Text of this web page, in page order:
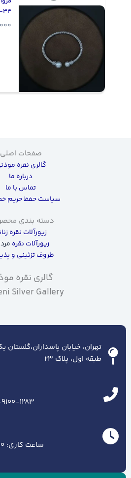
34
صفحات اصلی
گالری نقره
درباره ما
تماس با ما
سیاست حفظ حریم
دسته بندی
زیورآلات نقره
زیورآلات نقره
ظروف تزئینی و
گالری نقره
Silver Gallery
تهران، خیابان
طبقه اول، پلاک ۲۳
1283
ساعت کاری: 10 الی 22